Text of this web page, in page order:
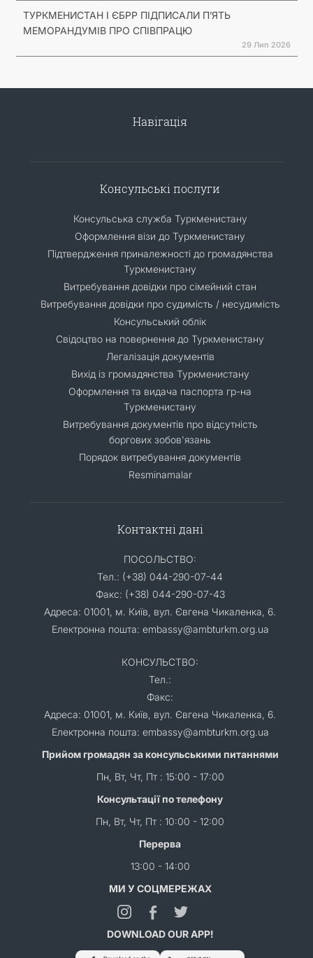
ТУРКМЕНИСТАН І ЄБРР ПІДПИСАЛИ П’ЯТЬ
МЕМОРАНДУМІВ ПРО СПІВПРАЦЮ
29 Лип 2026
Навігація
Консульські послуги
Консульська служба Туркменистану
Оформлення візи до Туркменистану
Підтвердження приналежності до громадянства
Туркменистану
Витребування довідки про сімейний стан
Витребування довідки про судимість / несудимість
Консульський облік
Свідоцтво на повернення до Туркменистану
Легалізація документів
Вихід із громадянства Туркменистану
Оформлення та видача паспорта гр-на
Туркменистану
Витребування документів про відсутність
боргових зобов'язань
Порядок витребування документів
Resminamalar
Контактні дані
ПОСОЛЬСТВО:
Тел.: (+38) 044-290-07-44
Факс: (+38) 044-290-07-43
Адреса: 01001, м. Київ, вул. Євгена Чикаленка, 6.
Електронна пошта: embassy@ambturkm.org.ua
КОНСУЛЬСТВО:
Тел.:
Факс:
Адреса: 01001, м. Київ, вул. Євгена Чикаленка, 6.
Електронна пошта: embassy@ambturkm.org.ua
Прийом громадян за консульськими питаннями
Пн, Вт, Чт, Пт : 15:00 - 17:00
Консультації по телефону
Пн, Вт, Чт, Пт : 10:00 - 12:00
Перерва
13:00 - 14:00
МИ У СОЦМЕРЕЖАХ
DOWNLOAD OUR APP!